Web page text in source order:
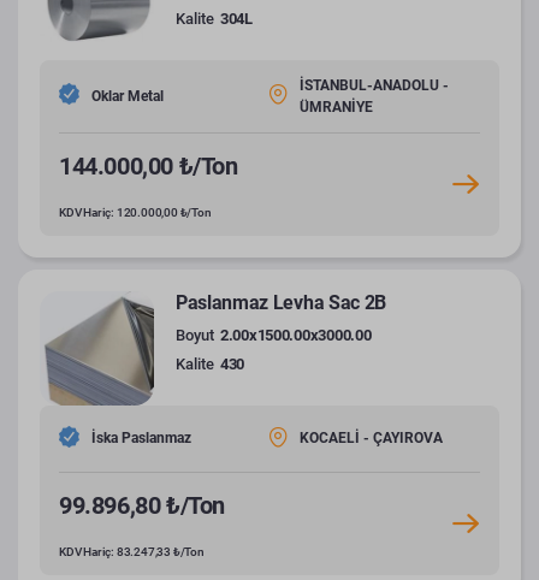
Kalite 304L
Oklar Metal
İSTANBUL-ANADOLU -
ÜMRANİYE
144.000,00 ₺/Ton
KDV Hariç: 120.000,00 ₺/Ton
Paslanmaz Levha Sac 2B
Boyut 2.00x1500.00x3000.00
Kalite 430
İska Paslanmaz KOCAELİ - ÇAYIROVA
99.896,80 ₺/Ton
KDV Hariç: 83.247,33 ₺/Ton